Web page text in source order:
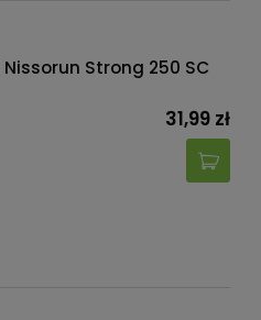
Strong 250 SC
31,99 zł